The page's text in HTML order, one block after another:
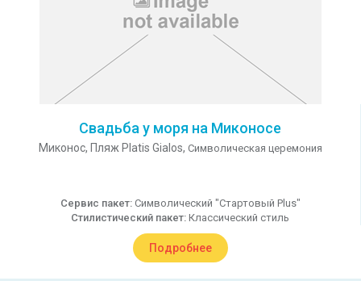
Свадьба у моря на Миконосе
Миконос, Пляж Platis Gialos, Символическая церемония
Сервис пакет: Символический "Стартовый Plus"
Стилистический пакет: Классический стиль
Подробнее